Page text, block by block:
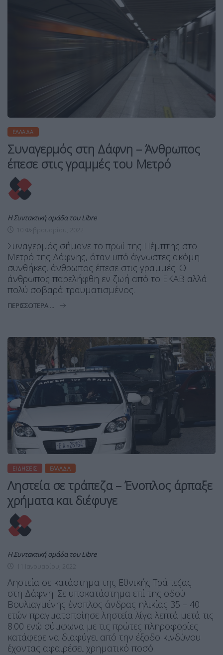
ΕΛΛΆΔΑ
Συναγερμός στη Δάφνη – Άνθρωπος
έπεσε στις γραμμές του Μετρό
Η Συντακτική ομάδα του Libre
Συναγερμός σήμανε το πρωί της Πέμπτης στο
Μετρό της Δάφνης, όταν υπό άγνωστες ακόμη
συνθήκες, άνθρωπος έπεσε στις γραμμές. Ο
άνθρωπος παρελήφθη εν ζωή από το ΕΚΑΒ αλλά
πολύ σοβαρά τραυματισμένος.
ΠΕΡΙΣΣΌΤΕΡΑ ...
ΕΙΔΉΣΕΙΣ ΕΛΛΆΔΑ
Ληστεία σε τράπεζα – Ένοπλος άρπαξε
χρήματα και διέφυγε
Η Συντακτική ομάδα του Libre
Ληστεία σε κατάστημα της Εθνικής Τράπεζας
στη Δάφνη. Σε υποκατάστημα επί της οδού
Βουλιαγμένης ένοπλος άνδρας ηλικίας 35 – 40
ετών πραγματοποίησε ληστεία λίγα λεπτά μετά τις
8.00 ενώ σύμφωνα με τις πρώτες πληροφορίες
κατάφερε να διαφύγει από την έξοδο κινδύνου
έχοντας αφαιρέσει χρηματικό ποσό.